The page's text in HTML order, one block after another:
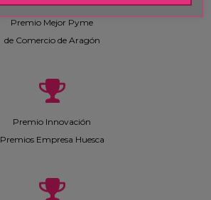
Premio Mejor Pyme
de Comercio de Aragón
Premio Innovación
Premios Empresa Huesca